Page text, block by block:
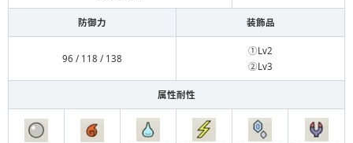
防御力 装飾品
96 / 118 / 138
①Lv2
②Lv3
属性耐性